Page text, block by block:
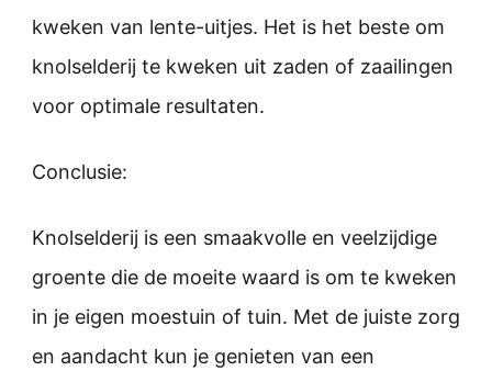
kweken van lente-uitjes. Het is het beste om
knolselderij te kweken uit zaden of zaailingen
voor optimale resultaten.
Conclusie:
Knolselderij is een smaakvolle en veelzijdige
groente die de moeite waard is om te kweken
in je eigen moestuin of tuin. Met de juiste zorg
en aandacht kun je genieten van een